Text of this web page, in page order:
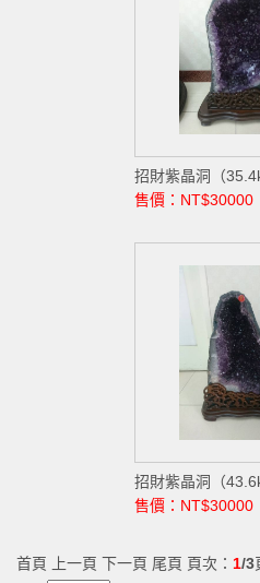
招財紫晶洞（
售價：NT$30000
招財紫晶洞（
售價：NT$30000
首頁 上一頁 下一頁 尾頁 頁次： 1/3